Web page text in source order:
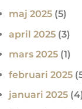
maj 2025 (5)
april 2025 (3)
mars 2025 (1)
februari 2025
januari 2025